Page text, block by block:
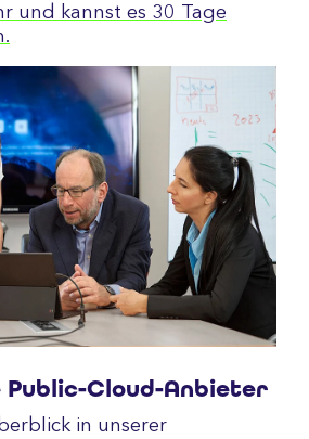
und kannst es 30 Tage
Public-Cloud-Anbieter
in unserer